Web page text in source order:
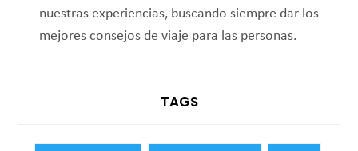
nuestras experiencias, buscando siempre dar los
mejores consejos de viaje para las personas.
TAGS